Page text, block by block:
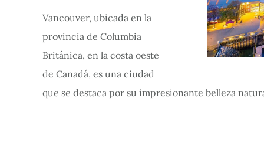
Vancouver, ubicada en la
provincia de Columbia
Británica, en la costa oeste
de Canadá, es una ciudad
que se destaca por su impresionante belleza